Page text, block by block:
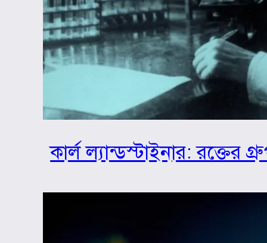
কার্ল ল্যান্ডস্টাইনার: রক্তের